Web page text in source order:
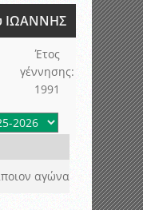
ΙΩΑΝΝΗΣ
Έτος
γέννησης:
1991
αγώνα